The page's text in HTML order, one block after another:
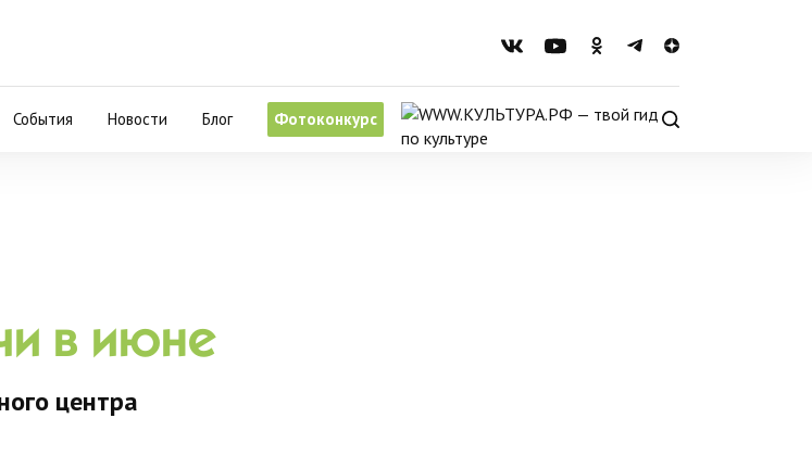
События Новости Блог Фотоконкурс
в июне
центра